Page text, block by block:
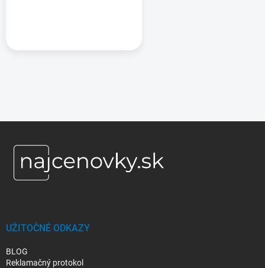
UŽITOČNÉ ODKAZY
BLOG
Reklamačný protokol